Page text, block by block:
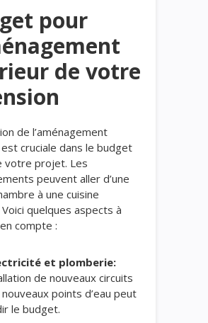
pour
de votre
de l’aménagement
cruciale dans le budget
votre projet. Les
peuvent aller d’une
à une cuisine
quelques aspects à
compte :
et plomberie:
de nouveaux circuits
points d’eau peut
le budget.